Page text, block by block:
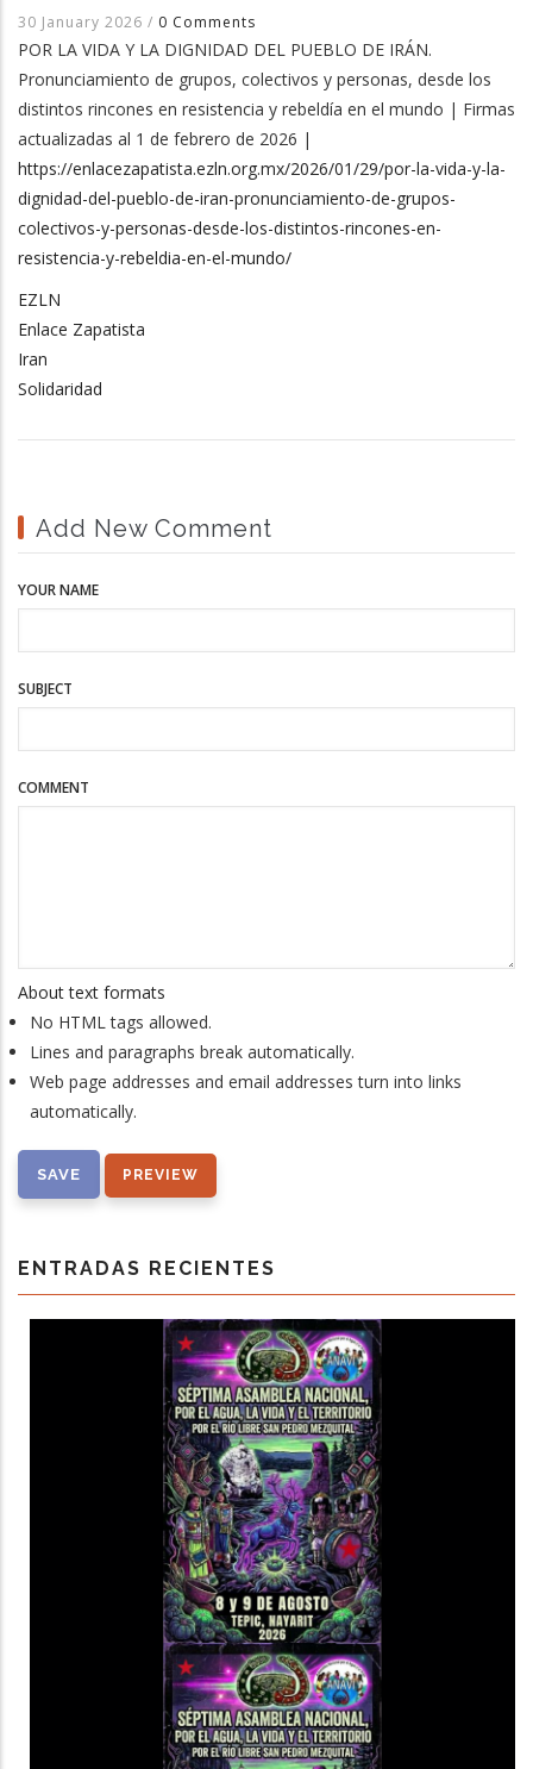
30 January 2026 / 0 Comments
POR LA VIDA Y LA DIGNIDAD DEL PUEBLO DE IRÁN.
Pronunciamiento de grupos, colectivos y personas, desde los
distintos rincones en resistencia y rebeldía en el mundo | Firmas
actualizadas al 1 de febrero de 2026 |
https://enlacezapatista.ezln.org.mx/2026/01/29/por-la-vida-y-la-
dignidad-del-pueblo-de-iran-pronunciamiento-de-grupos-
colectivos-y-personas-desde-los-distintos-rincones-en-
resistencia-y-rebeldia-en-el-mundo/
EZLN
Enlace Zapatista
Iran
Solidaridad
Add New Comment
YOUR NAME
SUBJECT
COMMENT
About text formats
No HTML tags allowed.
Lines and paragraphs break automatically.
Web page addresses and email addresses turn into links
automatically.
ENTRADAS RECIENTES